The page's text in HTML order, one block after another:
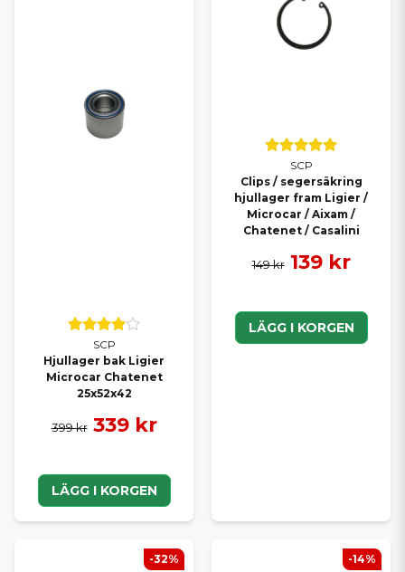
SCP
Hjullager bak Ligier
Microcar Chatenet
25x52x42
399 kr 339 kr
LÄGG I KORGEN
SCP
Clips / segersäkring
hjullager fram Ligier /
Microcar / Aixam /
Chatenet / Casalini
149 kr 139 kr
LÄGG I KORGEN
-32% -14%